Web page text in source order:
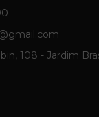
108 - Jardim